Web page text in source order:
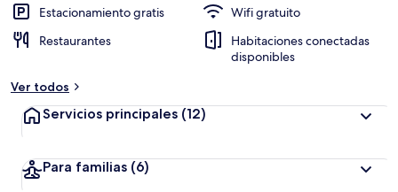
Estacionamiento gratis
Wifi gratuito
Restaurantes
Habitaciones conectadas
disponibles
Ver todos
Servicios principales (12)
Para familias (6)